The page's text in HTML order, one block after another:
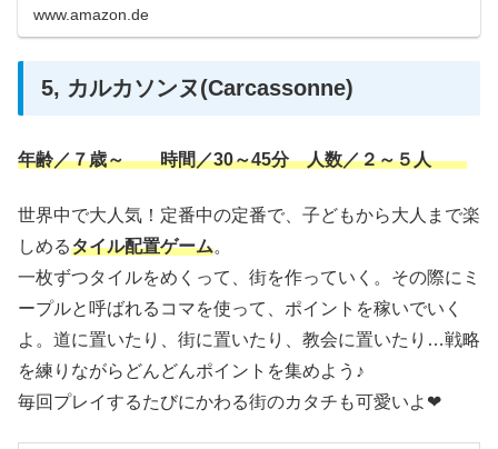
www.amazon.de
5, カルカソンヌ(Carcassonne)
年齢／７歳～ 時間／30～45分 人数／２～５人
世界中で大人気！定番中の定番で、子どもから大人まで楽
しめるタイル配置ゲーム。
一枚ずつタイルをめくって、街を作っていく。その際にミ
ープルと呼ばれるコマを使って、ポイントを稼いでいく
よ。道に置いたり、街に置いたり、教会に置いたり…戦略
を練りながらどんどんポイントを集めよう♪
毎回プレイするたびにかわる街のカタチも可愛いよ❤